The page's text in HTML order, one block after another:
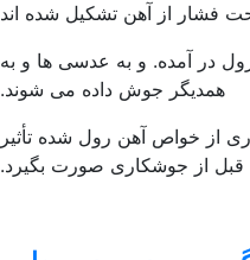
فشار از آهن تشکیل شده اند
آمده. و به عدسی ها و به
همدیگر جوش داده می شوند.
خواص آهن رول شده تأثیر
از جوشکاری صورت بگیرد.